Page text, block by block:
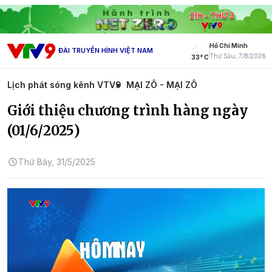
ĐÀI TRUYỀN HÌNH VIỆT NAM
33° C
Hồ Chí Minh
Thứ Sáu, 7/8/2026
Lịch phát sóng kênh VTV9 MẠI ZÔ - MẠI ZÔ
Giới thiệu chương trình hàng ngày
(01/6/2025)
Thứ Bảy, 31/5/2025